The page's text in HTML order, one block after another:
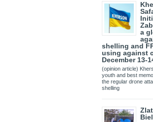
a
shelling and
using against
December 13-
(opinion article)
youth and best
the regular drone
shelling